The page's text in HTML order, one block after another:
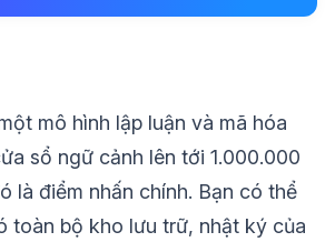
mô hình lập luận và mã hóa
sổ ngữ cảnh lên tới 1.000.000
là điểm nhấn chính. Bạn có thể
toàn bộ kho lưu trữ, nhật ký của